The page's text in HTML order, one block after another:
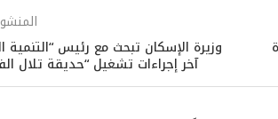
وزيرة الإسكان تبحث مع رئيس “التنمية
آخر إجراءات تشغيل “حديقة تلال